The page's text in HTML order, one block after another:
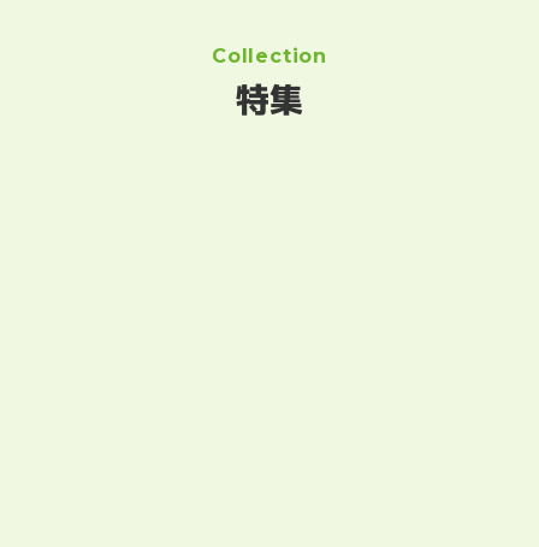
Collection
特集